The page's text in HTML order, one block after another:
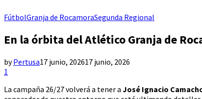
FútbolGranja de RocamoraSegunda Regional
En la órbita del Atlético Granja de
byPertusa17 junio, 202617 junio, 2026
1
La campaña 26/27 volverá a tener a José Ignacio